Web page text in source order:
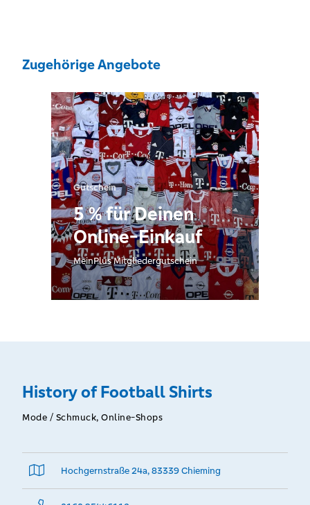
Zugehörige Angebote
Gutschein
5 % für Deinen
Online-Einkauf
MeinPlus Mitgliedergutschein
History of Football Shirts
Mode / Schmuck, Online-Shops
Hochgernstraße 24a, 83339 Chieming